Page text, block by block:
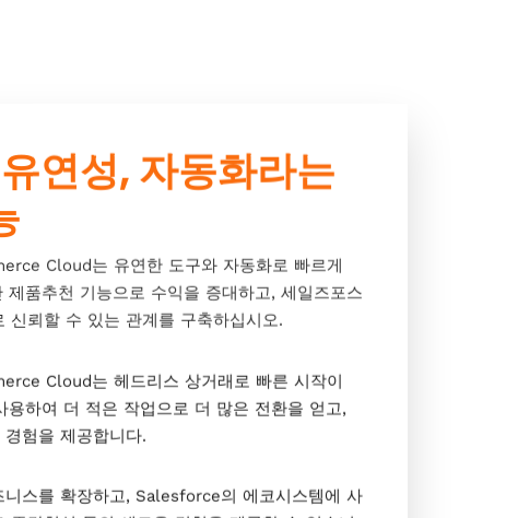
연성, 자동화라는
Cloud는 유연한 도구와 자동화로 빠르게
제품추천 기능으로 수익을 증대하고, 세일즈포스
신뢰할 수 있는 관계를 구축하십시오.
Cloud는 헤드리스 상거래로 빠른 시작이
용하여 더 적은 작업으로 더 많은 전환을 얻고,
험을 제공합니다.
니스를 확장하고, Salesforce의 에코시스템에 사